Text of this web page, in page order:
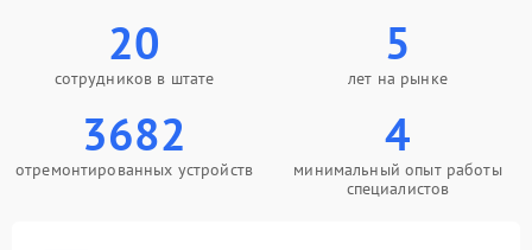
20
сотрудников в штате
5
лет на рынке
3682
отремонтированных устройств
4
минимальный опыт работы
специалистов